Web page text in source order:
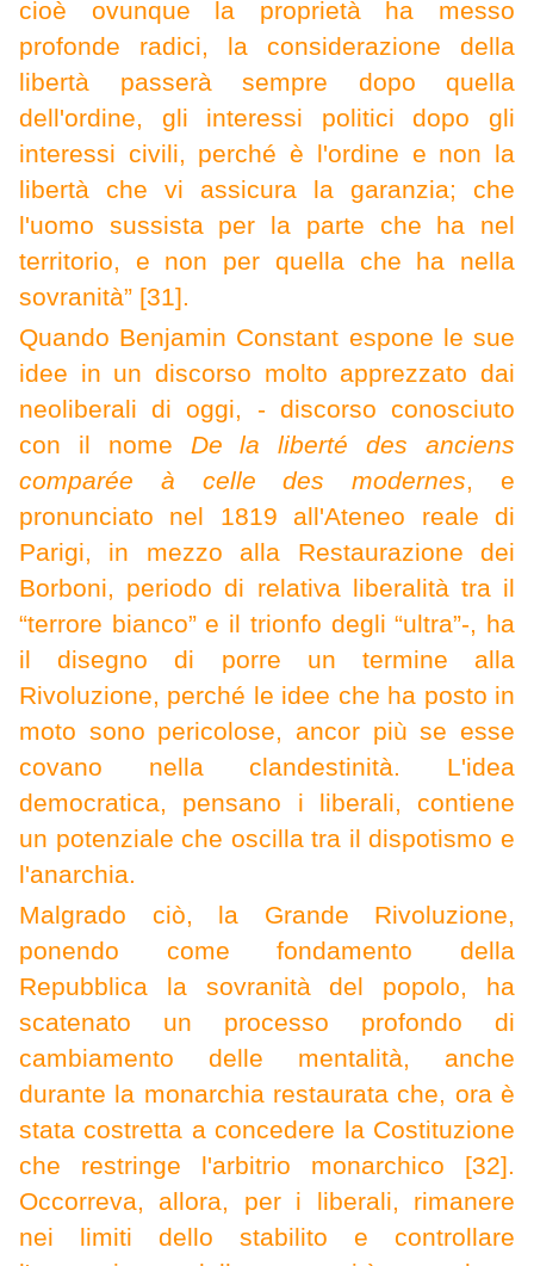
cioè ovunque la proprietà ha messo
profonde radici, la considerazione della
libertà passerà sempre dopo quella
dell'ordine, gli interessi politici dopo gli
interessi civili, perché è l'ordine e non la
libertà che vi assicura la garanzia; che
l'uomo sussista per la parte che ha nel
territorio, e non per quella che ha nella
sovranità” [31].
Quando Benjamin Constant espone le sue
idee in un discorso molto apprezzato dai
neoliberali di oggi, - discorso conosciuto
con il nome De la liberté des anciens
comparée à celle des modernes, e
pronunciato nel 1819 all'Ateneo reale di
Parigi, in mezzo alla Restaurazione dei
Borboni, periodo di relativa liberalità tra il
“terrore bianco” e il trionfo degli “ultra”-, ha
il disegno di porre un termine alla
Rivoluzione, perché le idee che ha posto in
moto sono pericolose, ancor più se esse
covano nella clandestinità. L'idea
democratica, pensano i liberali, contiene
un potenziale che oscilla tra il dispotismo e
l'anarchia.
Malgrado ciò, la Grande Rivoluzione,
ponendo come fondamento della
Repubblica la sovranità del popolo, ha
scatenato un processo profondo di
cambiamento delle mentalità, anche
durante la monarchia restaurata che, ora è
stata costretta a concedere la Costituzione
che restringe l'arbitrio monarchico [32].
Occorreva, allora, per i liberali, rimanere
nei limiti dello stabilito e controllare